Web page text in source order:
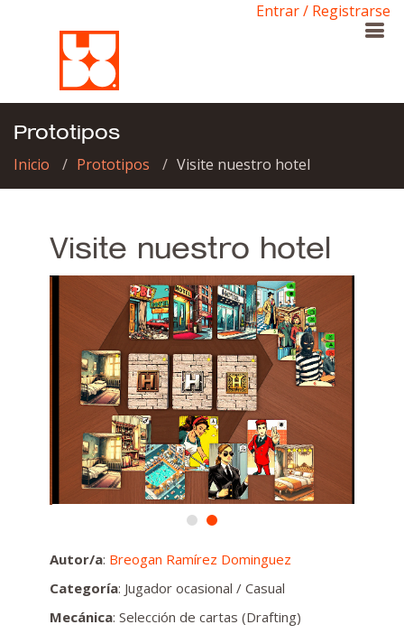
Entrar / Registrarse
Prototipos
Inicio Prototipos Visite nuestro hotel
Visite nuestro hotel
Autor/a: Breogan Ramírez Dominguez
Categoría: Jugador ocasional / Casual
Mecánica: Selección de cartas (Drafting)